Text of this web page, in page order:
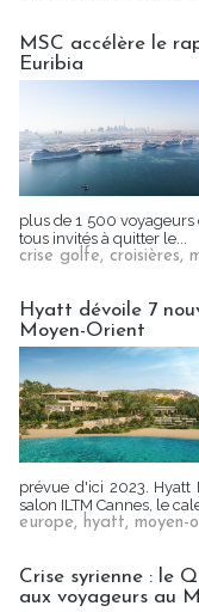
MSC accélère le
Euribia
plus de 1 500 voyageurs
tous invités à quitter le...
crise golfe, croisières,
Hyatt dévoile 7
Moyen-Orient
prévue d'ici 2023. Hyatt
salon ILTM Cannes, le
europe, hyatt, moyen-
Crise syrienne : le
aux voyageurs au